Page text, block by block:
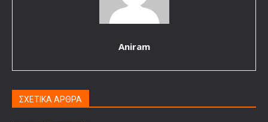
Aniram
ΣΧΕΤΙΚΑ ΑΡΘΡΑ